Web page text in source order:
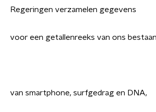
Regeringen verzamelen gegevens
voor een getallenreeks van ons
van smartphone, surfgedrag en DNA,